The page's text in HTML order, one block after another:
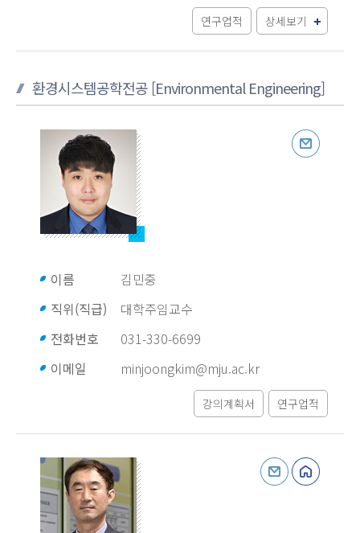
연구업적 상세보기
환경시스템공학전공 [Environmental Engineering]
이름
김민중
직위(직급)
대학주임교수
전화번호
031-330-6699
이메일
minjoongkim@mju.ac.kr
강의계획서 연구업적